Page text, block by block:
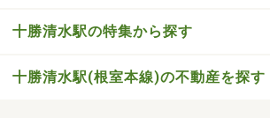
十勝清水駅の特集から探す
十勝清水駅(根室本線)の不動産を探す